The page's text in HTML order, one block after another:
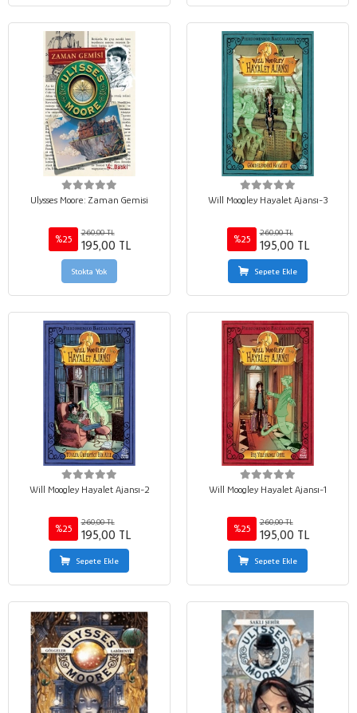
Ulysses Moore: Zaman Gemisi
%25
260,00 TL
195,00 TL
Stokta Yok
Will Moogley Hayalet Ajansı-3
%25
260,00 TL
195,00 TL
Sepete Ekle
Will Moogley Hayalet Ajansı-2
%25
260,00 TL
195,00 TL
Sepete Ekle
Will Moogley Hayalet Ajansı-1
%25
260,00 TL
195,00 TL
Sepete Ekle